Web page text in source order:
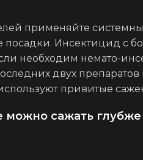
применяйте
посадки. Инсектицид с
необходим немато-
двух
привитые
можно сажать